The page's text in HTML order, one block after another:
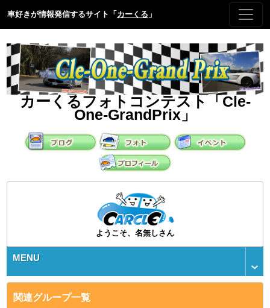
車好きが情報発信するサイト「 カーくる 」
カーくるフォトコンテスト「Cle-
One-GrandPrix」
ようこそ、名無しさん
MENU
関連グループ一覧